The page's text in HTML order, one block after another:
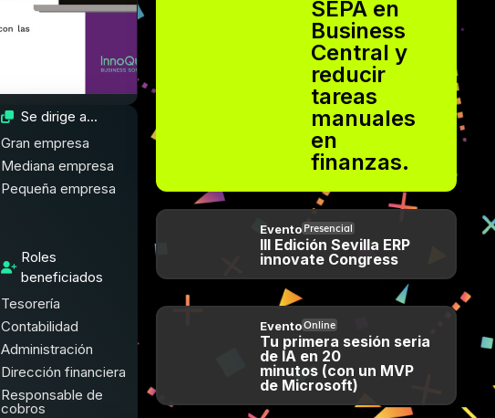
Se dirige a...
Gran empresa
Mediana empresa
Pequeña empresa
Roles
beneficiados
Tesorería
Contabilidad
Administración
Dirección financiera
Responsable de
cobros
SEPA en
Business
Central y
reducir
tareas
manuales
en
finanzas.
EventoPresencial
III Edición Sevilla ERP
innovate Congress
EventoOnline
Tu primera sesión seria
de IA en 20
minutos (con un MVP
de Microsoft)